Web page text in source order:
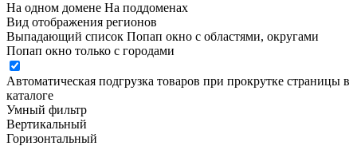
На одном домене На поддоменах
Вид отображения регионов
Выпадающий список Попап окно c областями, округами
Попап окно только с городами
Автоматическая подгрузка товаров при прокрутке страницы в
каталоге
Умный фильтр
Вертикальный
Горизонтальный